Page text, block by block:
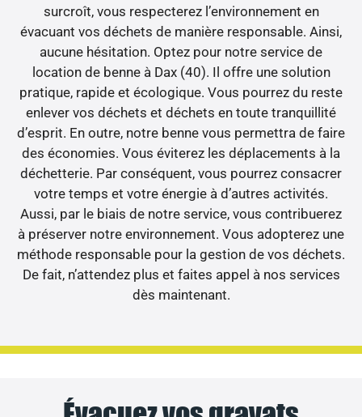
surcroît, vous respecterez l’environnement en
évacuant vos déchets de manière responsable. Ainsi,
aucune hésitation. Optez pour notre service de
location de benne à Dax (40). Il offre une solution
pratique, rapide et écologique. Vous pourrez du reste
enlever vos déchets et déchets en toute tranquillité
d’esprit. En outre, notre benne vous permettra de faire
des économies. Vous éviterez les déplacements à la
déchetterie. Par conséquent, vous pourrez consacrer
votre temps et votre énergie à d’autres activités.
Aussi, par le biais de notre service, vous contribuerez
à préserver notre environnement. Vous adopterez une
méthode responsable pour la gestion de vos déchets.
De fait, n’attendez plus et faites appel à nos services
dès maintenant.